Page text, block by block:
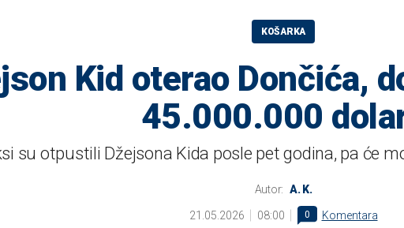
KOŠARKA
Kid oterao Dončića,
45.000.000
su otpustili Džejsona Kida posle pet godina, pa će
Autor: A. K.
21.05.2026 08:00 0 Komentara